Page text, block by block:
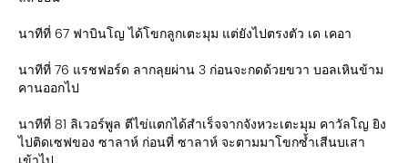
นาทีที่ 67 ฟาบินโญ ได้โขกลูกเตะมุม แต่ยังไปตรงตัว เด เคอา
นาทีที่ 76 แรชฟอร์ด ลากลุยผ่าน 3 ก่อนจะกดด้วยขวา บอลเหินข้าม
คานออกไป
นาทีที่ 81 ลิเวอร์พูล ตีไข่แตกได้สำเร็จจากจังหวะเตะมุม คาวัลโญ ยิง
ไปติดเซฟของ ซาลาห์ ก่อนที่ ซาลาห์ จะตามมาโขกซ้ำเสีนบเสา